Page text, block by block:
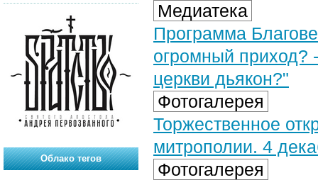
Медиатека
Программа
огромный приход?
церкви дьякон?"
Фотогалерея
Торжественное
митрополии. 4
Фотогалерея
Облако тегов